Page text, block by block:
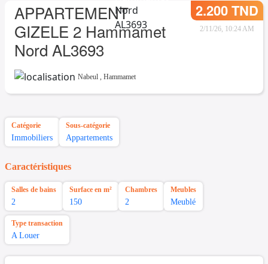
APPARTEMENT
GIZELE 2 Hammamet
Nord AL3693
2.200 TND
2/11/26, 10:24 AM
Nabeul , Hammamet
Catégorie
Immobiliers
Sous-catégorie
Appartements
Caractéristiques
Salles de bains
2
Surface en m²
150
Chambres
2
Meubles
Meublé
Type transaction
A Louer